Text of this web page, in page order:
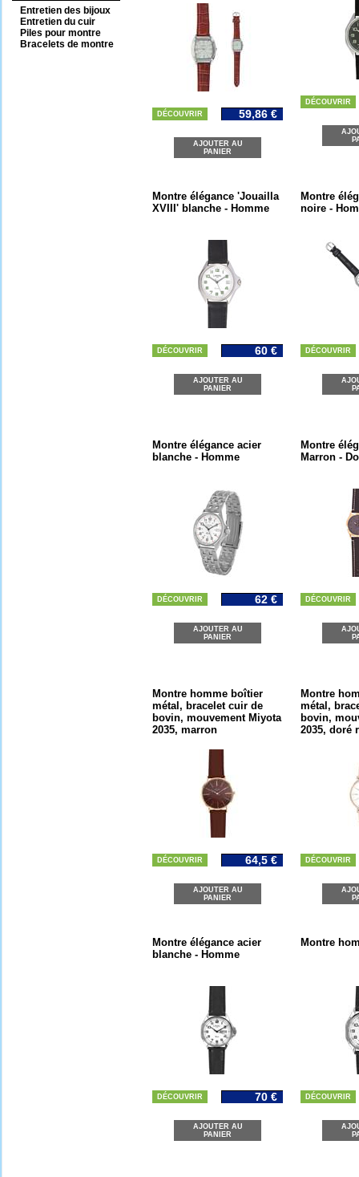
Entretien des bijoux
Entretien du cuir
Piles pour montre
Bracelets de montre
DÉCOUVRIR 59,86 €
AJOUTER AU
PANIER
DÉCOUVRIR
Montre élégance 'Jouailla
XVIII' blanche - Homme
DÉCOUVRIR 60 €
AJOUTER AU
PANIER
Montre
noire -
DÉCOUVRIR
Montre élégance acier
blanche - Homme
DÉCOUVRIR 62 €
AJOUTER AU
PANIER
Montre
Marron -
DÉCOUVRIR
Montre homme boîtier
métal, bracelet cuir de
bovin, mouvement Miyota
2035, marron
DÉCOUVRIR 64,5 €
AJOUTER AU
PANIER
Montre
métal,
bovin,
2035, doré
DÉCOUVRIR
Montre élégance acier
blanche - Homme
DÉCOUVRIR 70 €
AJOUTER AU
PANIER
Montre
DÉCOUVRIR